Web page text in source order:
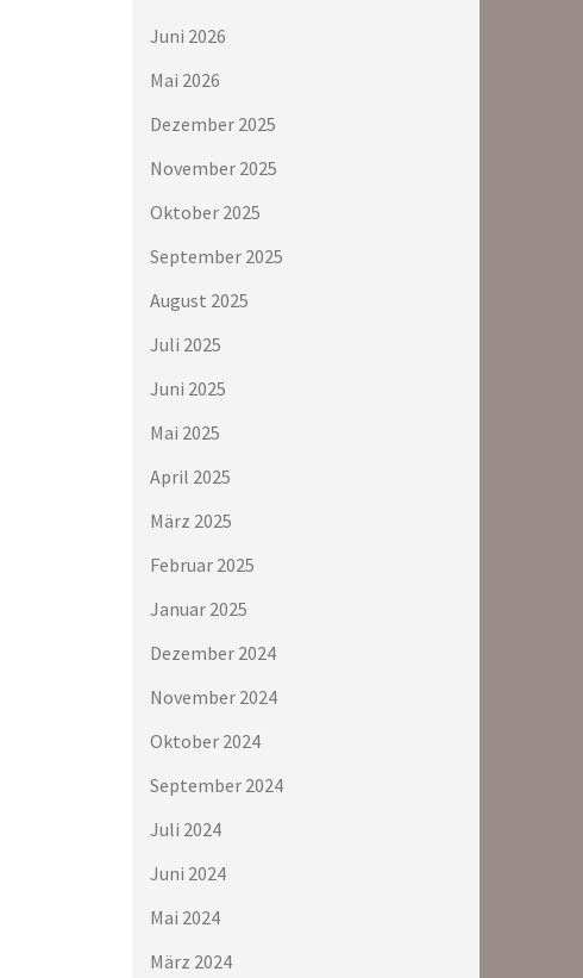
Juni 2026
Mai 2026
Dezember 2025
November 2025
Oktober 2025
September 2025
August 2025
Juli 2025
Juni 2025
Mai 2025
April 2025
März 2025
Februar 2025
Januar 2025
Dezember 2024
November 2024
Oktober 2024
September 2024
Juli 2024
Juni 2024
Mai 2024
März 2024